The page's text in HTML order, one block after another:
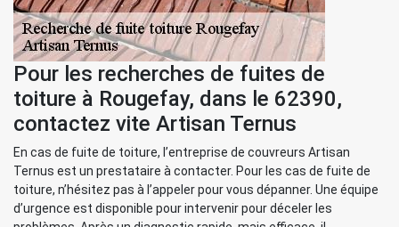
Pour les recherches de fuites de
toiture à Rougefay, dans le 62390,
contactez vite Artisan Ternus
En cas de fuite de toiture, l’entreprise de couvreurs Artisan
Ternus est un prestataire à contacter. Pour les cas de fuite de
toiture, n’hésitez pas à l’appeler pour vous dépanner. Une équipe
d’urgence est disponible pour intervenir pour déceler les